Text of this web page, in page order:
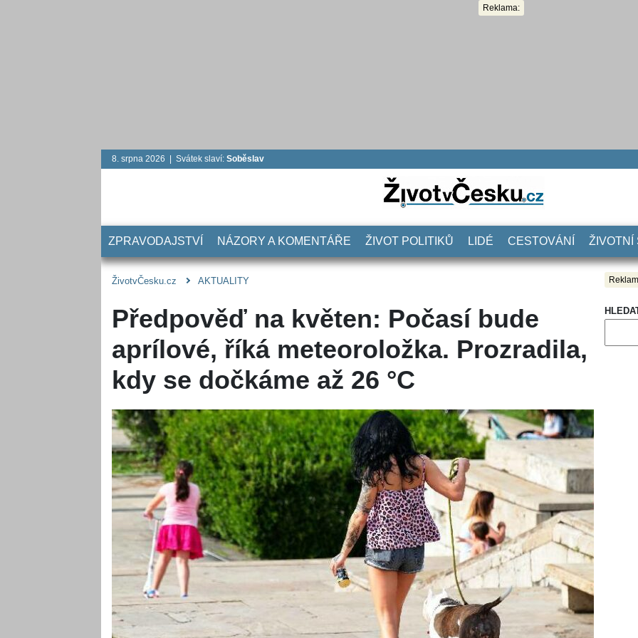
Reklama:
8. srpna 2026 | Svátek slaví: Soběslav
ZPRAVODAJSTVÍ NÁZORY A KOMENTÁŘE ŽIVOT POLITIKŮ LIDÉ CESTOVÁNÍ ŽIVOTNÍ
ŽivotvČesku.cz AKTUALITY
Předpověď na květen: Počasí bude
aprílové, říká meteoroložka. Prozradila,
kdy se dočkáme až 26 °C